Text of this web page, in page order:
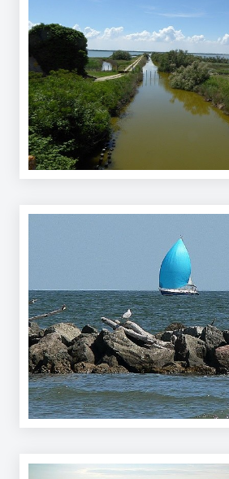
Territorio
Argomenti
Novità
Leggi Atti Bandi
Piani Programmi
Progetti